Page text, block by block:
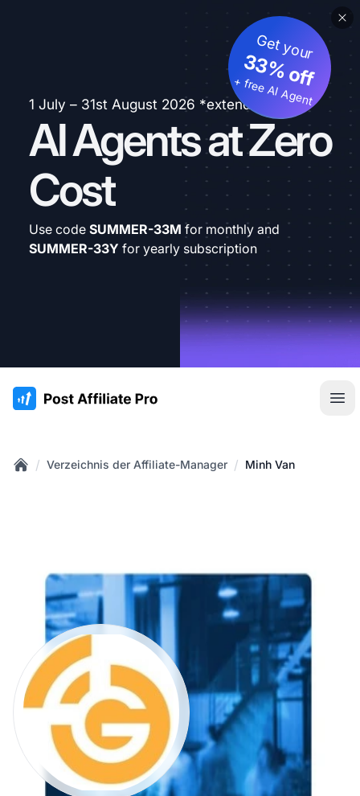
1 July – 31st August 2026 *extended
AI Agents at Zero
Cost
Get your
33% off
+ free AI Agent
Use code SUMMER-33M for monthly and
SUMMER-33Y for yearly subscription
:site.title
/ Verzeichnis der Affiliate-Manager / Minh Van